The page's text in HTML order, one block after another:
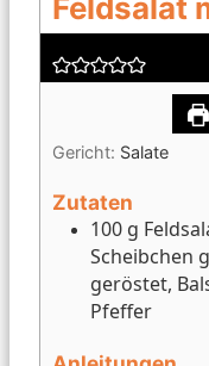
Feldsalat
Gericht: Salate
Zutaten
100 g
Scheibchen
geröstet,
Pfeffer